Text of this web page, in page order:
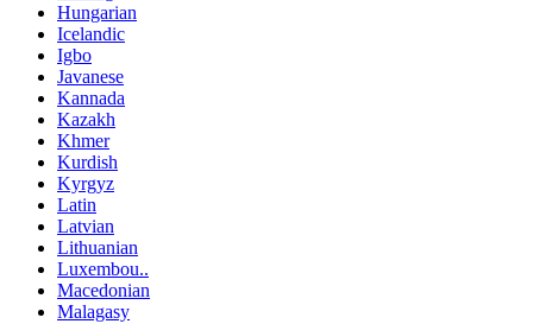
Hungarian
Icelandic
Igbo
Javanese
Kannada
Kazakh
Khmer
Kurdish
Kyrgyz
Latin
Latvian
Lithuanian
Luxembou..
Macedonian
Malagasy